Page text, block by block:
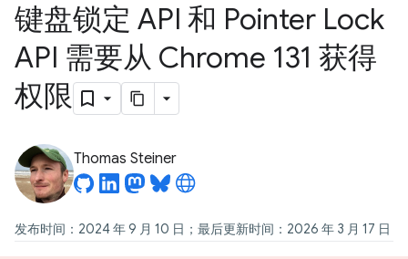
键盘锁定 API 和 Pointer Lock
API 需要从 Chrome 131 获得
权限
Thomas Steiner
发布时间：2024 年 9 月 10 日；最后更新时间：2026 年 3 月 17 日